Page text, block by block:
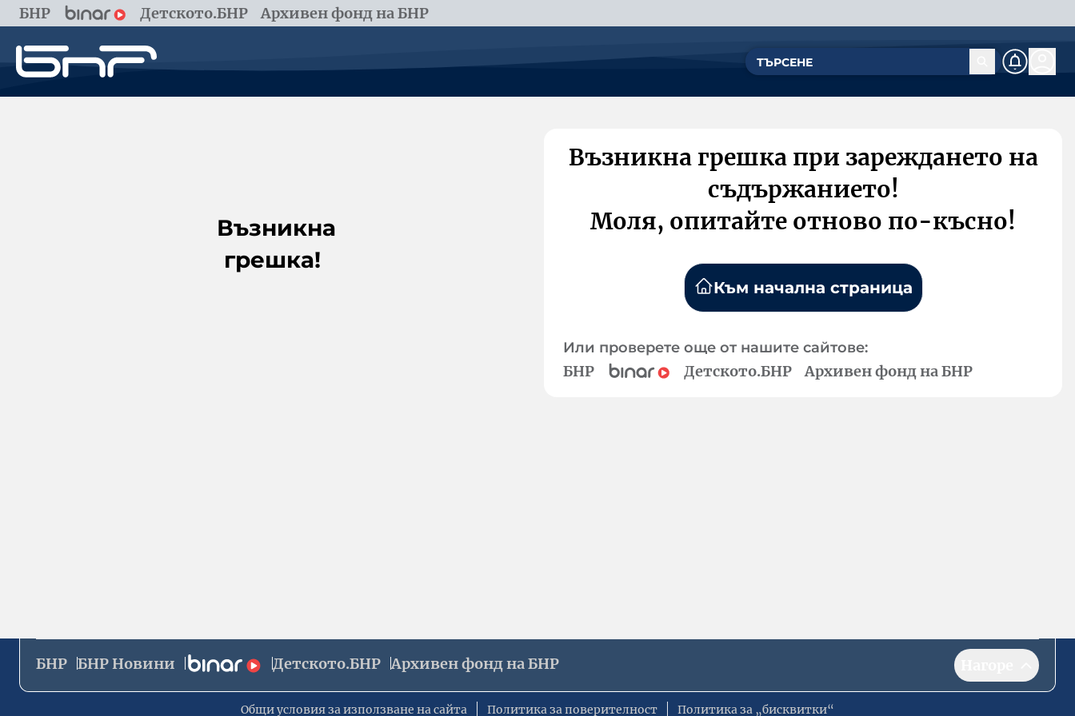
БНР Детското.БНР Архивен фонд на БНР
Възникна
грешка!
Възникна грешка при зареждането на
съдържанието!
Моля, опитайте отново по-късно!
Към начална страница
Или проверете още от нашите сайтове:
БНР Детското.БНР Архивен фонд на БНР
БНР БНР Новини Детското.БНР Архивен фонд на БНР
Общи условия за използване на сайта Политика за поверителност Политика за „бисквитки“